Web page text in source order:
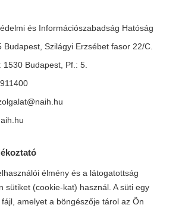
és Információszabadság Hatóság
Budapest, Szilágyi Erzsébet fasor 22/C.
1530 Budapest, Pf.: 5.
élmény és a látogatottság
sütiket (cookie-kat) használ. A süti egy
amelyet a böngészője tárol az Ön